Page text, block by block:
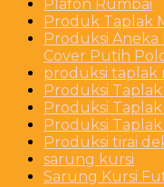
Plafon Rumbai
Produk Taplak
Produksi Aneka
Cover Putih
produksi taplak
Produksi
Produksi
Produksi Taplak
Produksi tirai
sarung kursi
Sarung Kursi